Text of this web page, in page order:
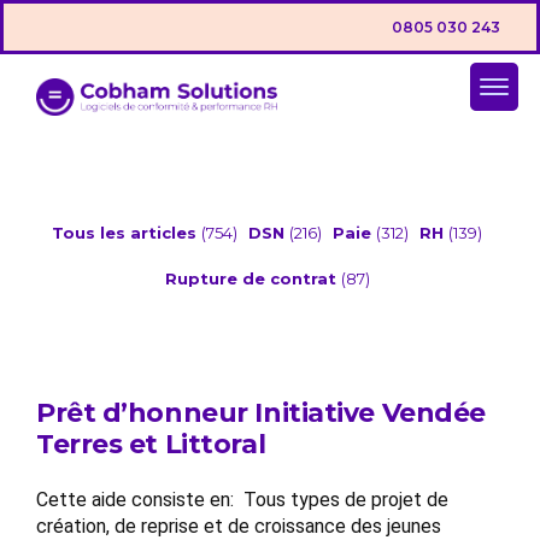
0805 030 243
Tous les articles (754) DSN (216) Paie (312) RH (139)
Rupture de contrat (87)
Prêt d’honneur Initiative Vendée
Terres et Littoral
Cette aide consiste en: Tous types de projet de
création, de reprise et de croissance des jeunes